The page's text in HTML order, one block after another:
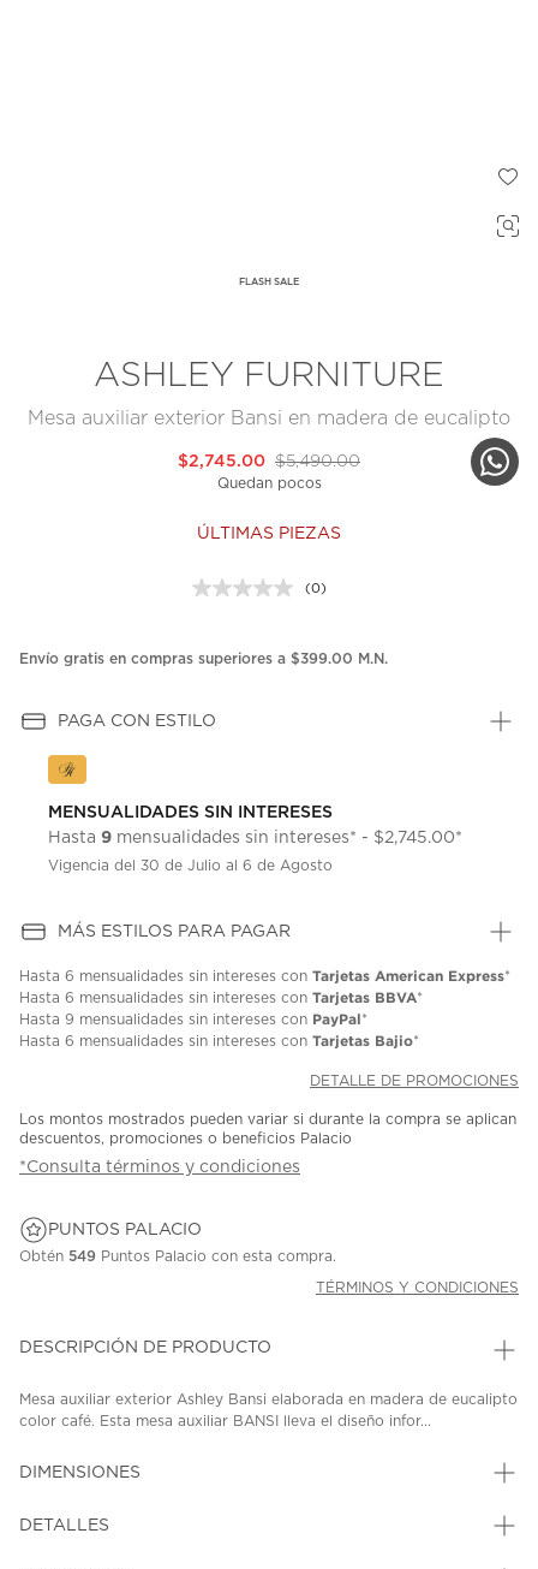
FLASH SALE
ASHLEY FURNITURE
Mesa auxiliar exterior Bansi en madera de eucalipto
$5,490.00
$2,745.00
Quedan pocos
ÚLTIMAS PIEZAS
Sin
en
(0)
Envío gratis en compras superiores a $399.00 M.N.
PAGA CON ESTILO
MENSUALIDADES SIN INTERESES
Hasta 9 mensualidades sin intereses* - $2,745.00*
Vigencia del 30 de Julio al 6 de Agosto
MÁS ESTILOS PARA PAGAR
Hasta 6 mensualidades sin intereses con Tarjetas American Express*
Hasta 6 mensualidades sin intereses con Tarjetas BBVA*
Hasta 9 mensualidades sin intereses con PayPal*
Hasta 6 mensualidades sin intereses con Tarjetas Bajio*
DETALLE DE PROMOCIONES
Los montos mostrados pueden variar si durante la compra se aplican
descuentos, promociones o beneficios Palacio
*Consulta términos y condiciones
PUNTOS PALACIO
Obtén 549 Puntos Palacio con esta compra.
TÉRMINOS Y CONDICIONES
DESCRIPCIÓN DE PRODUCTO
Mesa auxiliar exterior Ashley Bansi elaborada en madera de eucalipto
color café. Esta mesa auxiliar BANSI lleva el diseño infor...
DIMENSIONES
DETALLES